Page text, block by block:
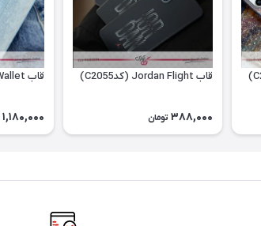
قاب Jordan Flight (کدC2055)
388,000 تومان
قاب Jeans Wallet (کدC2280)
1,180,000